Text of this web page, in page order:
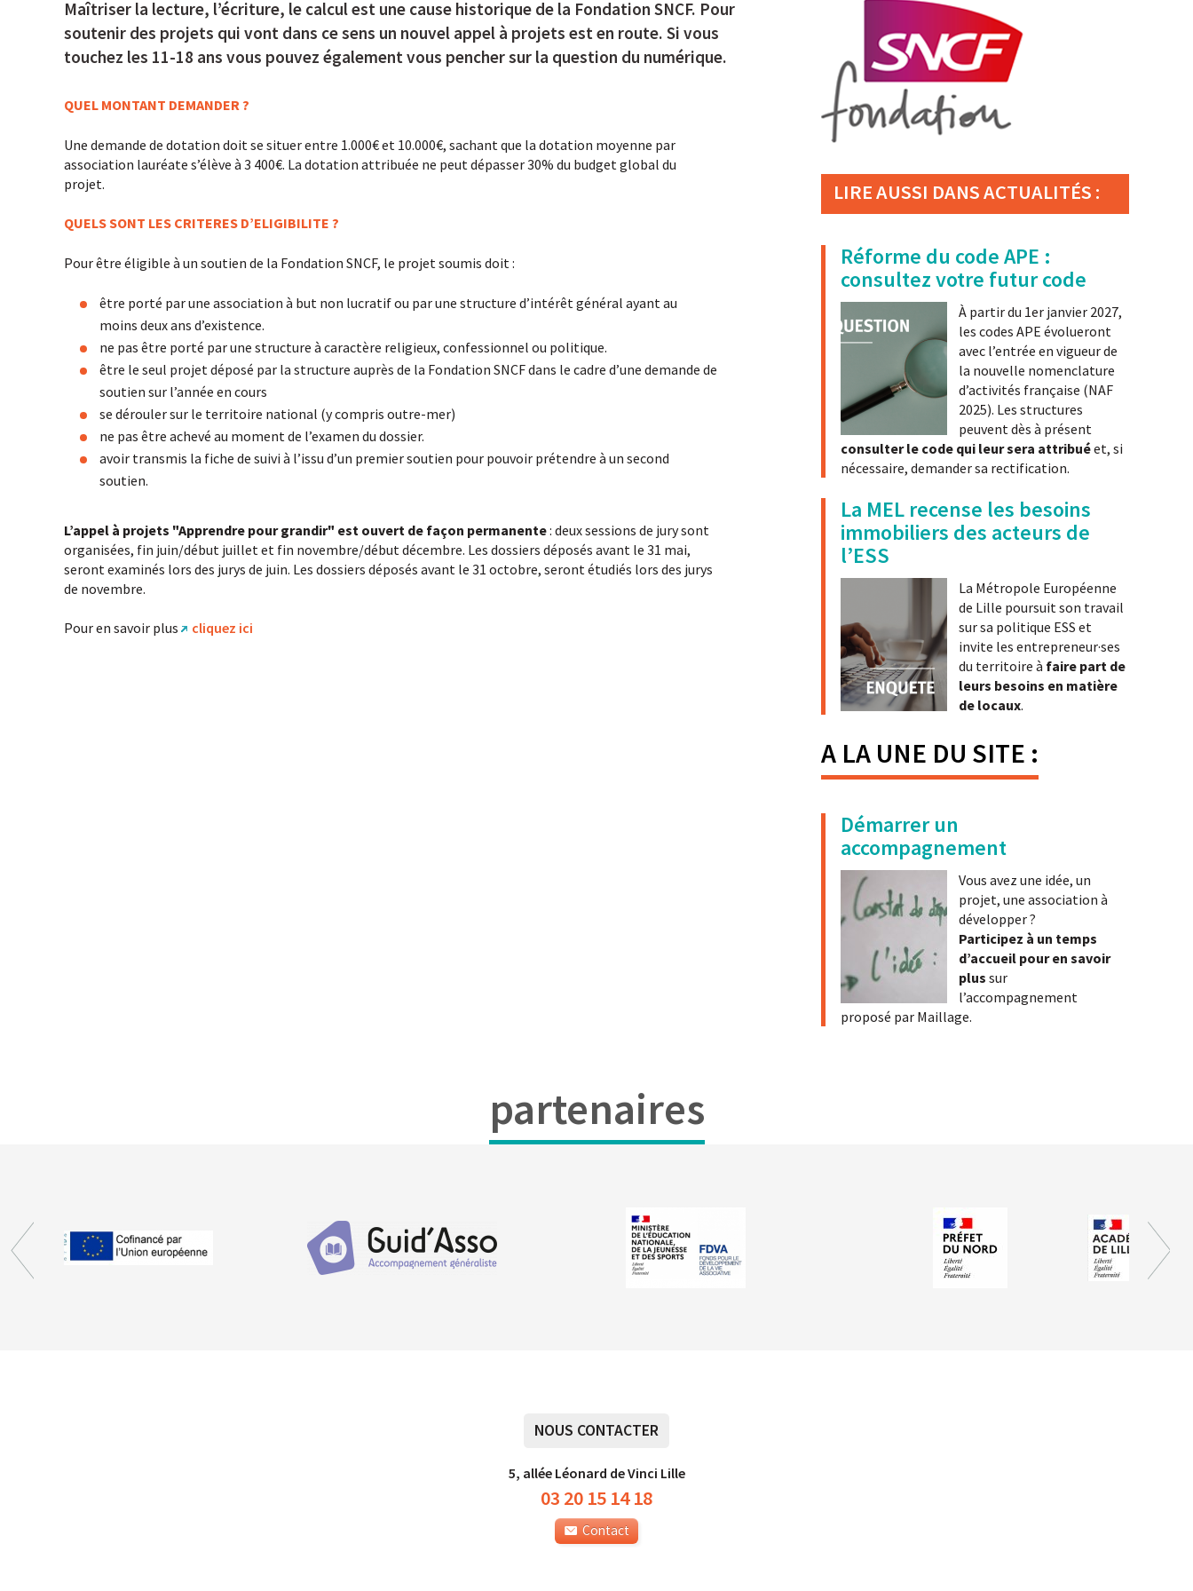
Maîtriser la lecture, l’écriture, le calcul est une cause historique de la Fondation SNCF. Pour
soutenir des projets qui vont dans ce sens un nouvel appel à projets est en route. Si vous
touchez les 11-18 ans vous pouvez également vous pencher sur la question du numérique.
QUEL MONTANT DEMANDER ?
Une demande de dotation doit se situer entre 1.000€ et 10.000€, sachant que la dotation moyenne par
association lauréate s’élève à 3 400€. La dotation attribuée ne peut dépasser 30% du budget global du
projet.
QUELS SONT LES CRITERES D’ELIGIBILITE ?
Pour être éligible à un soutien de la Fondation SNCF, le projet soumis doit :
être porté par une association à but non lucratif ou par une structure d’intérêt général ayant au
moins deux ans d’existence.
ne pas être porté par une structure à caractère religieux, confessionnel ou politique.
être le seul projet déposé par la structure auprès de la Fondation SNCF dans le cadre d’une demande de
soutien sur l’année en cours
se dérouler sur le territoire national (y compris outre-mer)
ne pas être achevé au moment de l’examen du dossier.
avoir transmis la fiche de suivi à l’issu d’un premier soutien pour pouvoir prétendre à un second
soutien.
L’appel à projets "Apprendre pour grandir" est ouvert de façon permanente: deux sessions de jury sont
organisées, fin juin/début juillet et fin novembre/début décembre. Les dossiers déposés avant le 31 mai,
seront examinés lors des jurys de juin. Les dossiers déposés avant le 31 octobre, seront étudiés lors des jurys
de novembre.
Pour en savoir plus cliquez ici
LIRE AUSSI DANS ACTUALITÉS :
Réforme du code APE :
consultez votre futur code
À partir du 1er janvier 2027,
les codes APE évolueront
avec l’entrée en vigueur de
la nouvelle nomenclature
d’activités française (NAF
2025). Les structures
peuvent dès à présent
consulter le code qui leur sera attribuéet, si
nécessaire, demander sa rectification.
La MEL recense les besoins
immobiliers des acteurs de
l’ESS
La Métropole Européenne
de Lille poursuit son travail
sur sa politique ESS et
invite les entrepreneur·ses
du territoire à faire part de
leurs besoins en matière
de locaux.
A LA UNE DU SITE :
Démarrer un
accompagnement
Vous avez une idée, un
projet, une association à
développer ?
Participez à un temps
d’accueil pour en savoir
plus sur
l’accompagnement
proposé par Maillage.
partenaires
NOUS CONTACTER
5, allée Léonard de Vinci Lille
03 20 15 14 18
Contact